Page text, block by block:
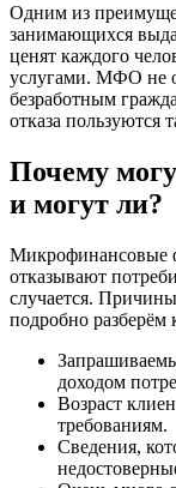
Одним из
занимающихся
ценят каждого
услугами. МФО не
безработным
отказа
Почему
и могут ли?
Микрофинансовые
отказывают
случается.
подробно
доходом
Возраст
требованиям.
Сведения,